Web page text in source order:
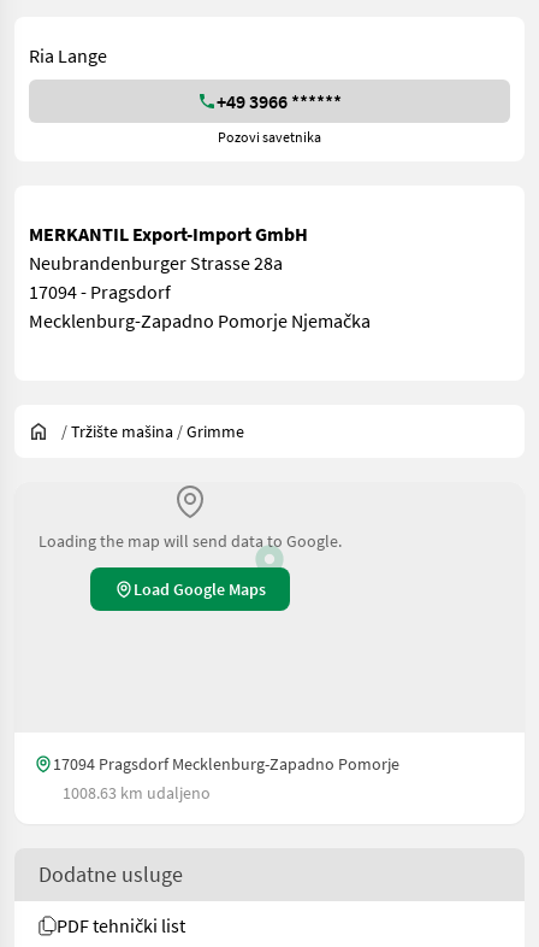
Ria Lange
+49 3966 ******
Pozovi savetnika
MERKANTIL Export-Import GmbH
Neubrandenburger Strasse 28a
17094 - Pragsdorf
Mecklenburg-Zapadno Pomorje Njemačka
/Tržište mašina /Grimme
Loading the map will send data to Google.
Load Google Maps
17094 Pragsdorf Mecklenburg-Zapadno Pomorje
1008.63 km udaljeno
Dodatne usluge
PDF tehnički list